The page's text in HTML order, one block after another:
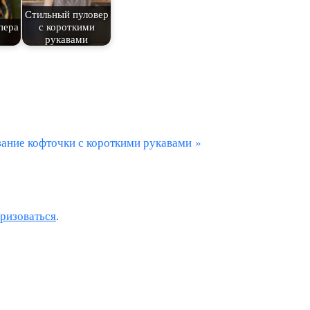
Стильный пуловер
с короткими
рукавами
кофточки с короткими рукавами
.